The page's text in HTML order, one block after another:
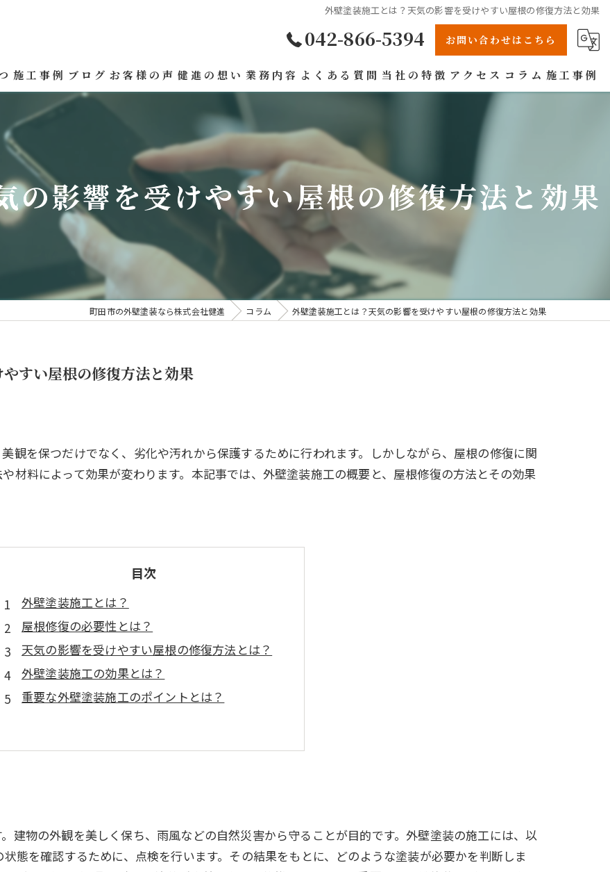
外壁塗装施工とは？天気の影響を受けやすい屋根の修復方法と効果
042-866-5394 お問い合わせはこちら
施工事例 ブログ お客様の声 健進の想い 業務内容 よくある質問 当社の特徴
屋根
アクセス コラム 施工事例
の影響を受けやすい屋根の修復方法と効果
町田市の外壁塗装なら株式会社健進 コラム 外壁塗装施工とは？天気の影響を受けやすい屋根の修復方法と効果
すい屋根の修復方法と効果
観を保つだけでなく、劣化や汚れから保護するために行われます。しかしながら、屋根の修復に関
材料によって効果が変わります。本記事では、外壁塗装施工の概要と、屋根修復の方法とその効果
目次
外壁塗装施工とは？
屋根修復の必要性とは？
天気の影響を受けやすい屋根の修復方法とは？
外壁塗装施工の効果とは？
重要な外壁塗装施工のポイントとは？
建物の外観を美しく保ち、雨風などの自然災害から守ることが目的です。外壁塗装の施工には、以
態を確認するために、点検を行います。その結果をもとに、どのような塗装が必要かを判断しま